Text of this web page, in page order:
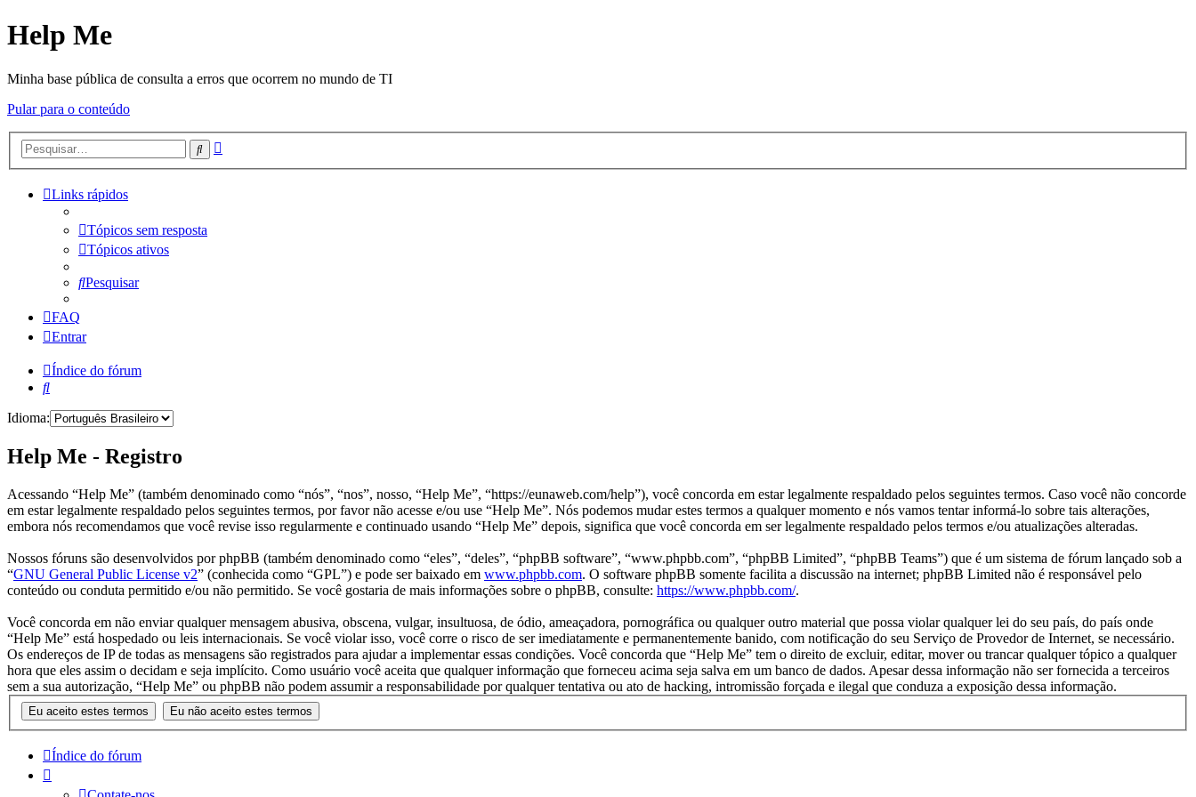
Help Me
Minha base pública de consulta a erros que ocorrem no mundo de TI
Pular para o conteúdo
Pesquisar
Links rápidos
Tópicos sem resposta
Tópicos ativos
Pesquisar
FAQ
Entrar
Índice do fórum
Pesquisar
Idioma:
Help Me - Registro
Acessando “Help Me” (também denominado como “nós”, “nos”, nosso, “Help Me”, “https://eunaweb.com/help”), você concorda em estar legalmente respaldado pelos seguintes termos. Caso você não concorde
em estar legalmente respaldado pelos seguintes termos, por favor não acesse e/ou use “Help Me”. Nós podemos mudar estes termos a qualquer momento e nós vamos tentar informá-lo sobre tais alterações,
embora nós recomendamos que você revise isso regularmente e continuado usando “Help Me” depois, significa que você concorda em ser legalmente respaldado pelos termos e/ou atualizações alteradas.
Nossos fóruns são desenvolvidos por phpBB (também denominado como “eles”, “deles”, “phpBB software”, “www.phpbb.com”, “phpBB Limited”, “phpBB Teams”) que é um sistema de fórum lançado sob a
“GNU General Public License v2” (conhecida como “GPL”) e pode ser baixado em www.phpbb.com. O software phpBB somente facilita a discussão na internet; phpBB Limited não é responsável pelo
conteúdo ou conduta permitido e/ou não permitido. Se você gostaria de mais informações sobre o phpBB, consulte: https://www.phpbb.com/.
Você concorda em não enviar qualquer mensagem abusiva, obscena, vulgar, insultuosa, de ódio, ameaçadora, pornográfica ou qualquer outro material que possa violar qualquer lei do seu país, do país onde
“Help Me” está hospedado ou leis internacionais. Se você violar isso, você corre o risco de ser imediatamente e permanentemente banido, com notificação do seu Serviço de Provedor de Internet, se necessário.
Os endereços de IP de todas as mensagens são registrados para ajudar a implementar essas condições. Você concorda que “Help Me” tem o direito de excluir, editar, mover ou trancar qualquer tópico a qualquer
hora que eles assim o decidam e seja implícito. Como usuário você aceita que qualquer informação que forneceu acima seja salva em um banco de dados. Apesar dessa informação não ser fornecida a terceiros
sem a sua autorização, “Help Me” ou phpBB não podem assumir a responsabilidade por qualquer tentativa ou ato de hacking, intromissão forçada e ilegal que conduza a exposição dessa informação.
Índice do fórum